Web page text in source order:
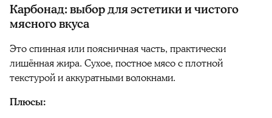
Карбонад: выбор для эстетики и чистого
мясного вкуса
Это спинная или поясничная часть, практически
лишённая жира. Сухое, постное мясо с плотной
текстурой и аккуратными волокнами.
Плюсы: